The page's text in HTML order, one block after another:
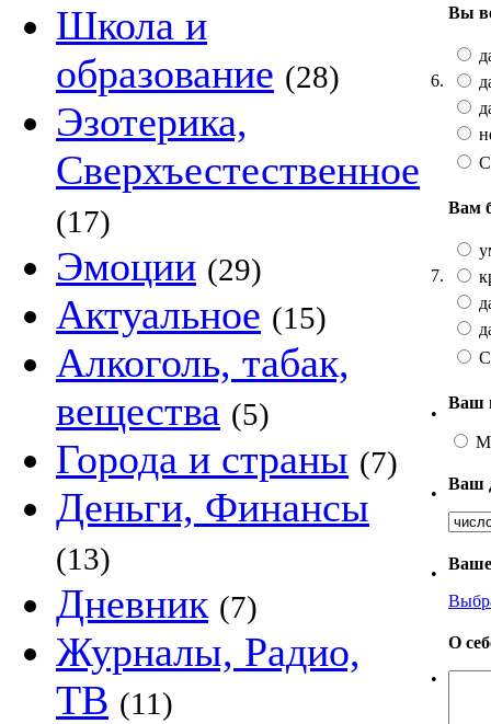
Школа и
образование (28)
Эзотерика,
Сверхъестественное
(17)
Эмоции (29)
Актуальное (15)
Алкоголь, табак,
вещества (5)
Города и страны (7)
Деньги, Финансы
(13)
Дневник (7)
Журналы, Радио,
ТВ (11)
6.
Вы
7.
Вам
•
Ваш
•
Ваш
•
Ваше
•
О